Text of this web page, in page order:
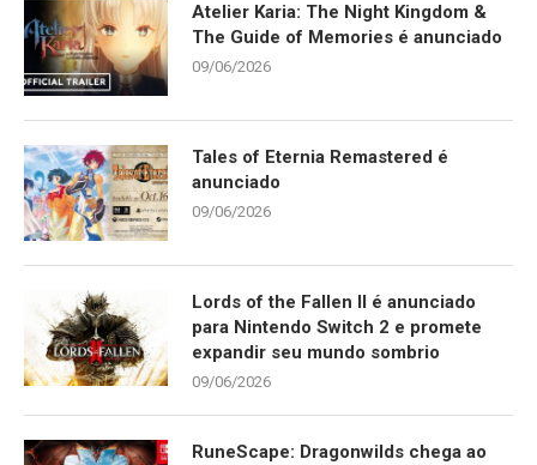
Atelier Karia: The Night Kingdom &
The Guide of Memories é anunciado
09/06/2026
Tales of Eternia Remastered é
anunciado
09/06/2026
Lords of the Fallen II é anunciado
para Nintendo Switch 2 e promete
expandir seu mundo sombrio
09/06/2026
RuneScape: Dragonwilds chega ao